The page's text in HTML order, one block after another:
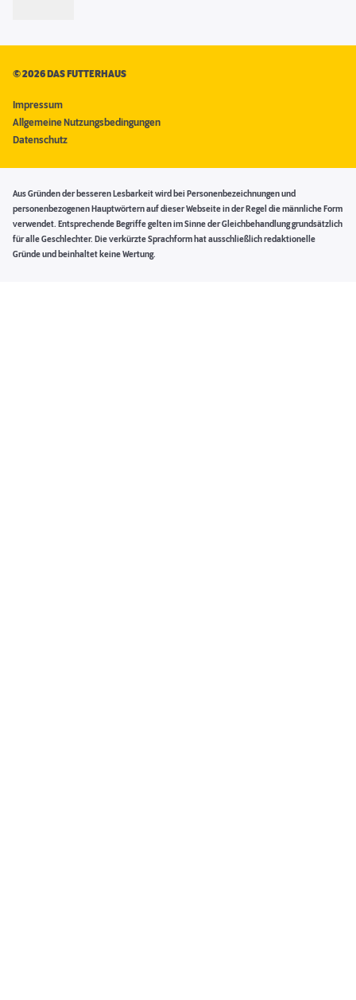
©2026 DAS FUTTERHAUS
Impressum
Allgemeine Nutzungsbedingungen
Datenschutz
Aus Gründen der besseren Lesbarkeit wird bei Personenbezeichnungen und
personenbezogenen Hauptwörtern auf dieser Webseite in der Regel die männliche Form
verwendet. Entsprechende Begriffe gelten im Sinne der Gleichbehandlung grundsätzlich
für alle Geschlechter. Die verkürzte Sprachform hat ausschließlich redaktionelle
Gründe und beinhaltet keine Wertung.